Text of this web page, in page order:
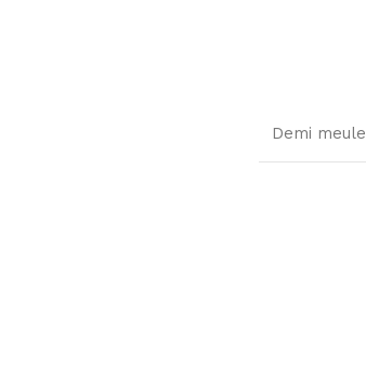
Demi meule